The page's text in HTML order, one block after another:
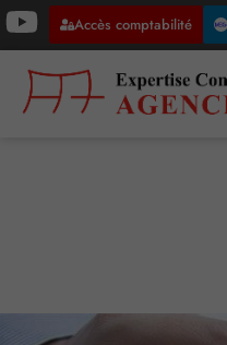
Accès comptabilité